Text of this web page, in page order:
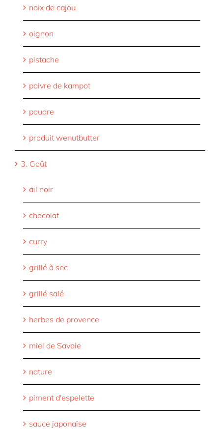
noix de cajou
oignon
pistache
poivre de kampot
poudre
produit wenutbutter
3. Goût
ail noir
chocolat
curry
grillé à sec
grillé salé
herbes de provence
miel de Savoie
nature
piment d'espelette
sauce japonaise